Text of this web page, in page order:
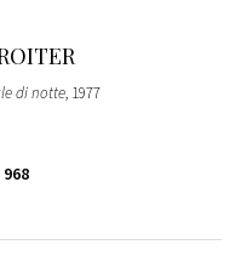
di notte, 1977
968